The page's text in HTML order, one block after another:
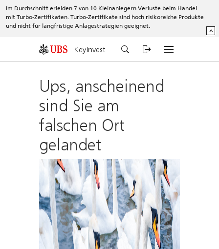
Im Durchschnitt erleiden 7 von 10 Kleinanlegern Verluste beim Handel
mit Turbo-Zertifikaten. Turbo-Zertifikate sind hoch risikoreiche Produkte
und nicht für langfristige Anlagestrategien geeignet.
^
KeyInvest
Ups, anscheinend
sind Sie am
falschen Ort
gelandet